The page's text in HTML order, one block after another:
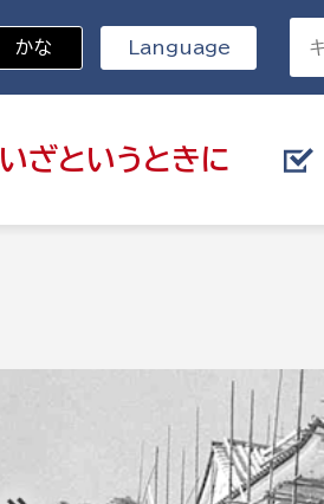
いざと いうときに
避難場所
財産管理課
かな Language